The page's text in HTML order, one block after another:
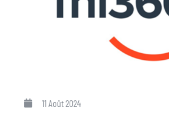
11 Août 2024